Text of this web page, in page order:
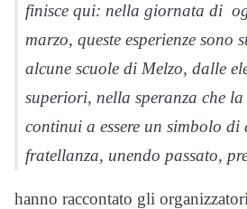
finisce qui: nella giornata di
marzo, queste esperienze sono
alcune scuole di Melzo, dalle
superiori, nella speranza che
continui a essere un simbolo
fratellanza, unendo passato,
hanno raccontato gli